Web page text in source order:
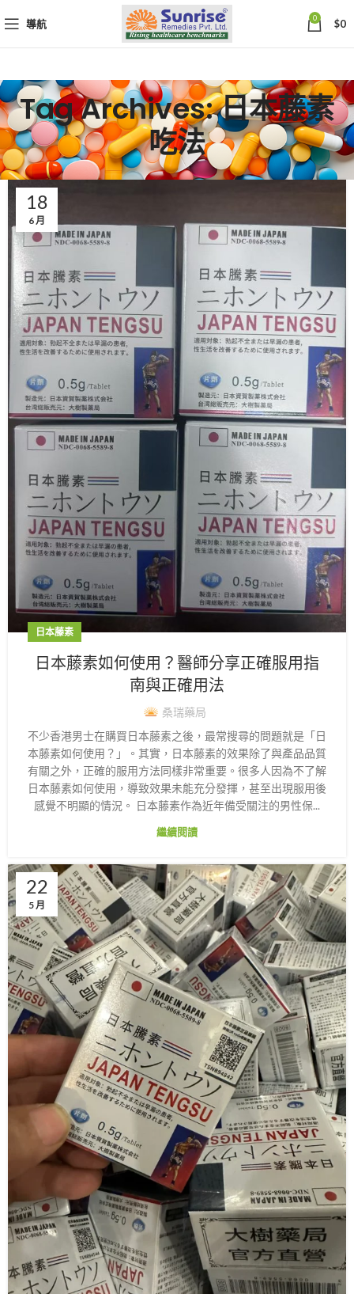
導航 0 $0
Tag Archives: 日本藤素
吃法
18
6 月
日本藤素
日本藤素如何使用？醫師分享正確服用指
南與正確用法
桑瑞藥局
不少香港男士在購買日本藤素之後，最常搜尋的問題就是「日
本藤素如何使用？」。其實，日本藤素的效果除了與產品品質
有關之外，正確的服用方法同樣非常重要。很多人因為不了解
日本藤素如何使用，導致效果未能充分發揮，甚至出現服用後
感覺不明顯的情況。 日本藤素作為近年備受關注的男性保...
繼續閱讀
22
5 月